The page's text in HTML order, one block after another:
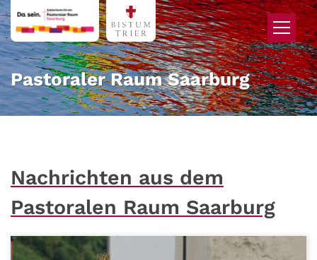
Zum Inhalt springen
Pastoraler Raum Saarburg
Nachrichten aus dem
Pastoralen Raum Saarburg